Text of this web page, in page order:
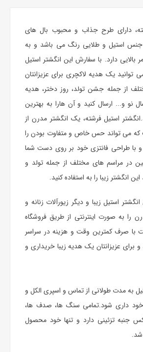
دارای طرح جذاب و محبوب بال های
استیل و طلایی رنگ می باشد و به
دارد. با سفارش این انگشتر استیل
توانید یک هدیهلاکچری برای عزیزانتان
از جمله جشن تولد، روز دختر، هدیه
نو و... ارسال کنید و آن هارا به بهترین
استیل فرشته، یک انگشتر مدرن از
که می تواند حس خاص و متفاوت بودن را
با طراحی فانتزی خود بر روی دست شما
در مراسم های مختلف از جمله تولد و
انگشتر زیبا را به استفاده کنید.
استیل زیبا و دیگر زیورآلات زنانه و
را به صورت اینترنتی از طریق فروشگاه
با صرف کمترین وقت و هزینه در سراسر
برای عزیزانتان یک هدیه زیبا خریداری و
به مدت طولانی از تماس و اسپری الکل و
داری شود.تمامی سنگ ها، صدف ها،
جنبه تزئینی دارد و تنها خود محصول
شد.